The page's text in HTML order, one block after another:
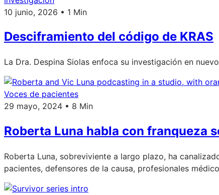
10 junio, 2026 • 1 Min
Desciframiento del código de KRAS
La Dra. Despina Siolas enfoca su investigación en
Voces de pacientes
29 mayo, 2024 • 8 Min
Roberta Luna habla con franqueza
Roberta Luna, sobreviviente a largo plazo, ha
pacientes, defensores de la causa, profesionales